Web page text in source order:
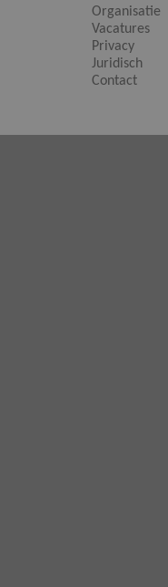
Organisatie
Vacatures
Privacy
Juridisch
Contact